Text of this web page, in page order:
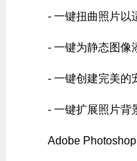
- 一键扭曲照片以
- 一键为静态图像
- 一键创建完美的
- 一键扩展照片背
Adobe